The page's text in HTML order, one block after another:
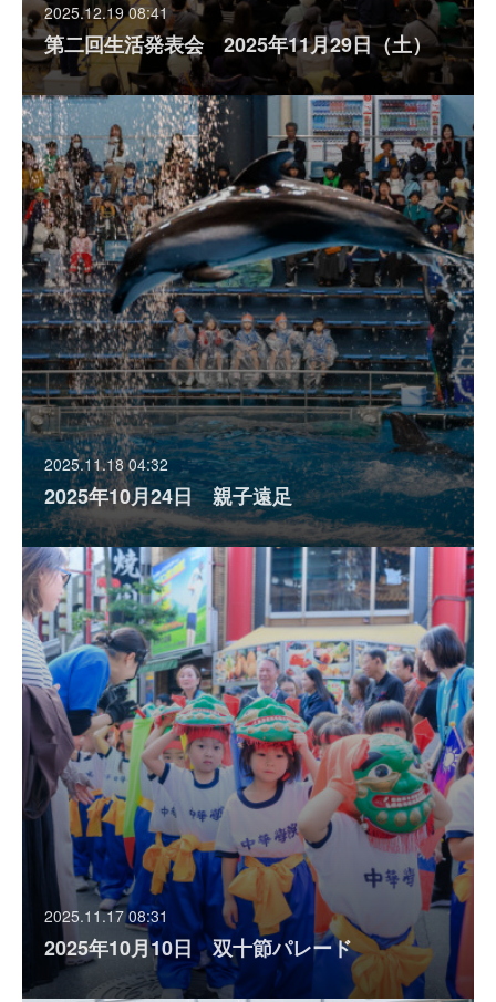
2025.12.19 08:41
第二回生活発表会 2025年11月29日（土）
2025.11.18 04:32
2025年10月24日 親子遠足
2025.11.17 08:31
2025年10月10日 双十節パレード